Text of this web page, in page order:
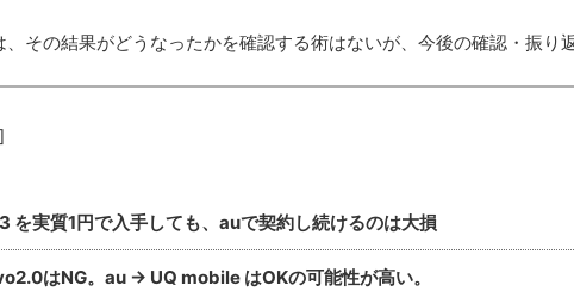
その結果がどうなったかを確認する術はないが、今後の確認・振り
]
を実質1円で入手しても、auで契約し続けるのは大損
はNG。au → UQ mobile はOKの可能性が高い。